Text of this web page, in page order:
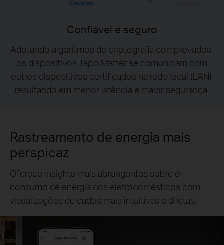
Confiável e seguro
Adotando algoritmos de criptografia comprovados,
os dispositivos Tapo Matter se comunicam com
outros dispositivos certificados na rede local (LAN),
resultando em menor latência e maior segurança.
Rastreamento de energia mais
perspicaz
Oferece insights mais abrangentes sobre o
consumo de energia dos eletrodomésticos com
visualizações de dados mais intuitivas e diretas.